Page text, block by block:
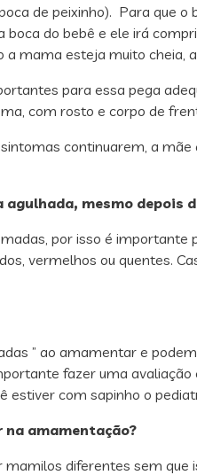
de peixinho). Para que
boca do bebê e ele irá
mama esteja muito cheia,
para essa pega
com rosto e corpo de
continuarem, a
mesmo depois
por isso é
vermelhos ou quentes.
” ao amamentar e
fazer uma
estiver com sapinho o
amamentação?
diferentes sem